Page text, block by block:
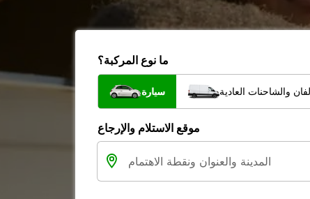
ما نوع المركبة؟
سيارة والشاحنات العادية
موقع الاستلام والإرجاع